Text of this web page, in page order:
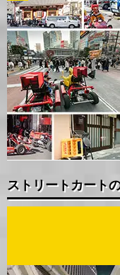
ストリートカート